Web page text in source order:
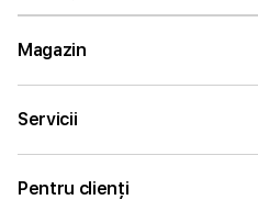
Magazin
Servicii
Pentru clienți